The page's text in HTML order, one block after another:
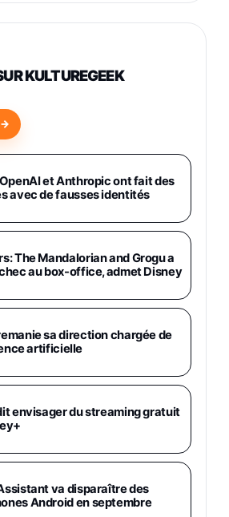
SAMSUNG Galaxy S26+ Violet
Miracle Ultra, Smartphone
Galaxy AI, 512 Go,
Rapide 25W Inclus,
déverrouillé, Noir, Version FR
Ultra 512 Go Bleu
Fnac (Vendeur Tiers)
Ultra 256 Go Violet
Fnac (Vendeur Tiers)
- Casque Enfant - Bleu &
5 Casques, Blanc
Fnac (Vendeur Tiers)
Routeur sans Fil Double
(Serveur et Client VPN, Triple
Point d'accès et Bridge, contrôle
Amazon
KULTUREGEEK
→
et Anthropic ont fait des
avec de fausses identités
The Mandalorian and Grogu a
au box-office, admet Disney
sa direction chargée de
artificielle
envisager du streaming gratuit
va disparaître des
Android en septembre